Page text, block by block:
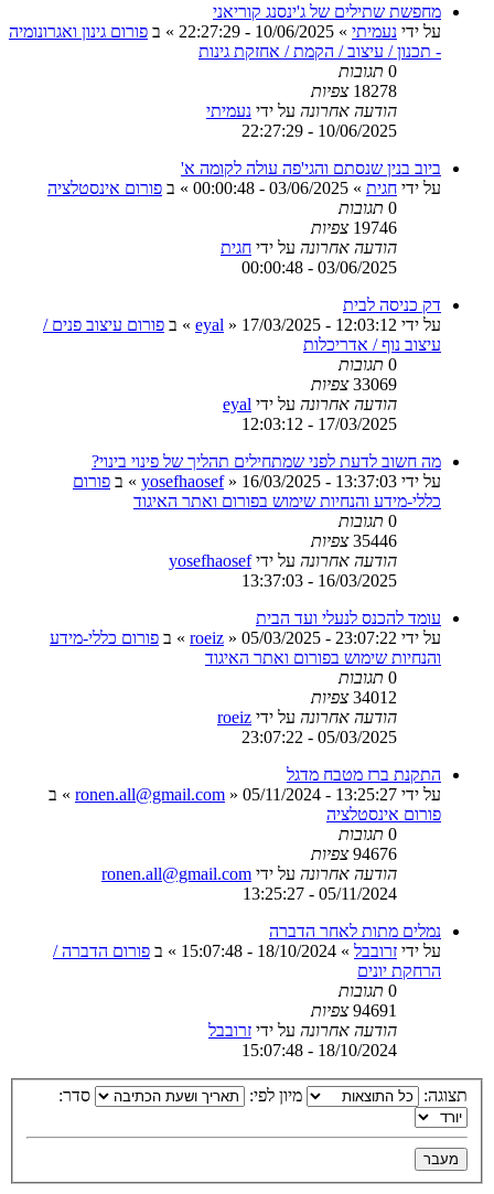
מחפשת שתילים של ג'ינסנג קוריאני
על ידי נעמיתי »
10/06/2025 - 22:27:29 » ב פורום גינון ואגרונומיה
- תכנון / עיצוב / הקמת / אחזקת גינות
0 תגובות
18278 צפיות
הודעה אחרונה על ידי נעמיתי
10/06/2025 - 22:27:29
ביוב בנין שנסתם והגי'פה עולה לקומה א'
על ידי חגית »
03/06/2025 - 00:00:48 » ב פורום אינסטלציה
0 תגובות
19746 צפיות
הודעה אחרונה על ידי חגית
03/06/2025 - 00:00:48
דק כניסה לבית
על ידי
eyal » 17/03/2025 - 12:03:12 » ב פורום עיצוב פנים /
עיצוב נוף / אדריכלות
0 תגובות
33069 צפיות
הודעה אחרונה על ידי eyal
17/03/2025 - 12:03:12
מה חשוב לדעת לפני שמתחילים תהליך של פינוי בינוי?
על ידי
yosefhaosef» 16/03/2025 - 13:37:03 » ב פורום
כללי-מידע והנחיות שימוש בפורום ואתר האיגוד
0 תגובות
35446 צפיות
הודעה אחרונה על ידיyosefhaosef
16/03/2025 - 13:37:03
עומד להכנס לנעלי ועד הבית
על ידי
roeiz » 05/03/2025 - 23:07:22 » ב פורום כללי-מידע
והנחיות שימוש בפורום ואתר האיגוד
0 תגובות
34012 צפיות
הודעה אחרונה על ידי roeiz
05/03/2025 - 23:07:22
התקנת ברז מטבח מדגל
על ידי
ronen.all@gmail.com » 05/11/2024 - 13:25:27
» ב
פורום אינסטלציה
0 תגובות
94676 צפיות
הודעה אחרונה על ידי ronen.all@gmail.com
05/11/2024 - 13:25:27
נמלים מתות לאחר הדברה
על ידי זרובבל »
18/10/2024 - 15:07:48 » ב פורום הדברה /
הרחקת יונים
0 תגובות
94691 צפיות
הודעה אחרונה על ידי זרובבל
18/10/2024 - 15:07:48
תצוגה: מיון לפי: סדר: